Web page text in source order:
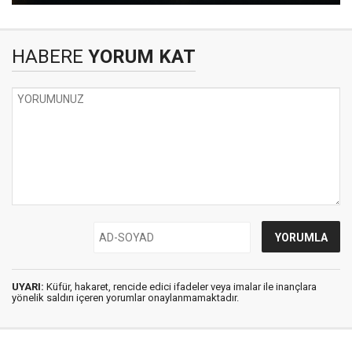
HABERE YORUM KAT
UYARI: Küfür, hakaret, rencide edici ifadeler veya imalar ile inançlara
yönelik saldırı içeren yorumlar onaylanmamaktadır.